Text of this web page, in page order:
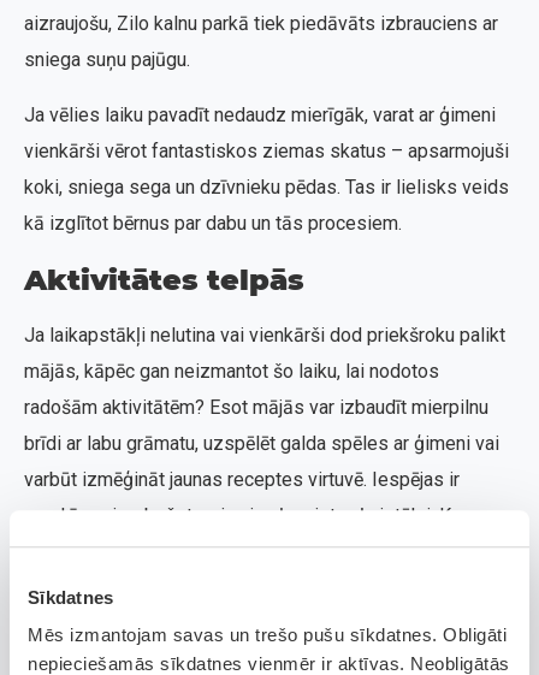
Sīkdatnes
Mēs izmantojam savas un trešo pušu sīkdatnes. Obligāti
nepieciešamās sīkdatnes vienmēr ir aktīvas. Neobligātās
aizraujošu, Zilo kalnu parkā tiek piedāvāts izbrauciens ar
sniega suņu pajūgu.
Ja vēlies laiku pavadīt nedaudz mierīgāk, varat ar ģimeni
vienkārši vērot fantastiskos ziemas skatus – apsarmojuši
koki, sniega sega un dzīvnieku pēdas. Tas ir lielisks veids
kā izglītot bērnus par dabu un tās procesiem.
Aktivitātes telpās
Ja laikapstākļi nelutina vai vienkārši dod priekšroku palikt
mājās, kāpēc gan neizmantot šo laiku, lai nodotos
radošām aktivitātēm? Esot mājās var izbaudīt mierpilnu
brīdi ar labu grāmatu, uzspēlēt galda spēles ar ģimeni vai
varbūt izmēģināt jaunas receptes virtuvē. Iespējas ir
gandrīz neierobežotas, ja vien ļausiet vaļu iztēlei. Kuru no
šīm aktivitātēm izvēlēsies?
Radošās aktivitātes: ģimenes izklaide
mājās